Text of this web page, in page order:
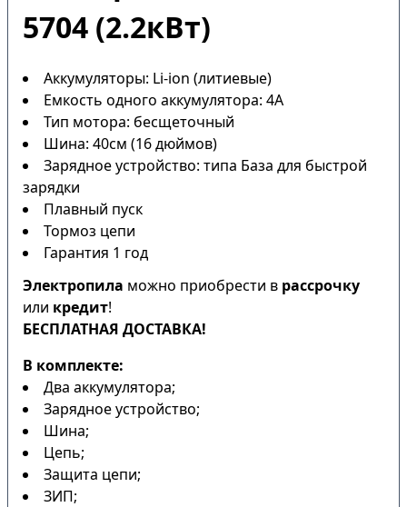
5704 (2.2кВт)
Аккумуляторы: Li-ion (литиевые)
Емкость одного аккумулятора: 4А
Тип мотора: бесщеточный
Шина: 40см (16 дюймов)
Зарядное устройство: типа База для быстрой
зарядки
Плавный пуск
Тормоз цепи
Гарантия 1 год
Электропила можно приобрести в рассрочку
или кредит!
БЕСПЛАТНАЯ ДОСТАВКА!
В комплекте:
Два аккумулятора;
Зарядное устройство;
Шина;
Цепь;
Защита цепи;
ЗИП;